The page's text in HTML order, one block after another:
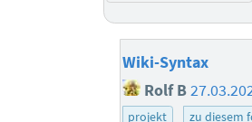
Wiki-Syntax
Rolf B
projekt
zu diesem